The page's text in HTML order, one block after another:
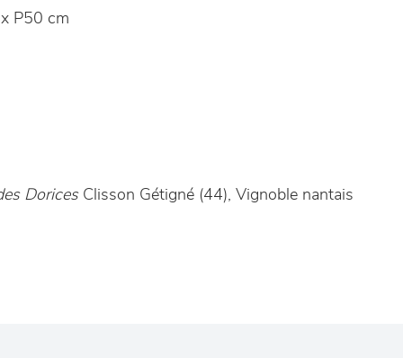
P50 cm
DoricesClisson Gétigné (44), Vignoble nantais